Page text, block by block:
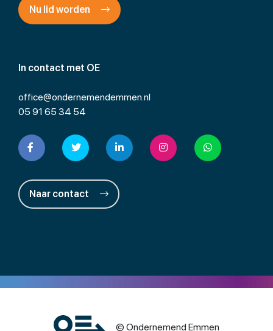
In contact met OE
office@ondernemendemmen.nl
05 91 65 34 54
Naar contact
Nu lid worden
© Ondernemend Emmen